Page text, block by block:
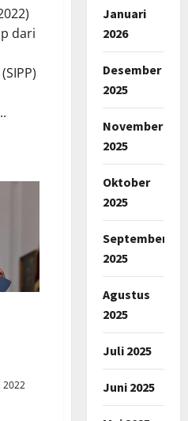
dari
2022
Januari
2026
Desember
2025
November
2025
Oktober
2025
September
2025
Agustus
2025
Juli 2025
Juni 2025